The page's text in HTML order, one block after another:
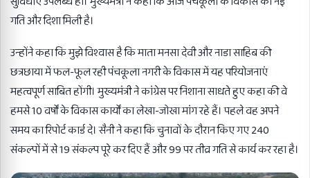
गति और दिशा मिली है।
उन्होंने कहा कि मुझे विश्वास है कि माता मनसा देवी और नाडा साहिब की
छत्रछाया में फल-फूल रही पंचकूला नगरी के विकास में यह परियोजनाएं
महत्वपूर्ण साबित होंगी। मुख्यमंत्री ने कांग्रेस पर निशाना साधते हुए कहा की वे
हमसे 10 वर्षों के विकास कार्यों का लेखा-जोखा मांग रहे हैं। पहले वह अपने
समय का रिपोर्ट कार्ड दे। सैनी ने कहा कि चुनावों के दौरान किए गए 240
संकल्पों में से 19 संकल्प पूरे कर दिए हैं और 99 पर तीव्र गति से कार्य कर रहा है।